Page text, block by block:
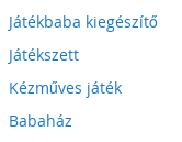
Játékbaba kiegészítő
Játékszett
Kézműves játék
Babaház